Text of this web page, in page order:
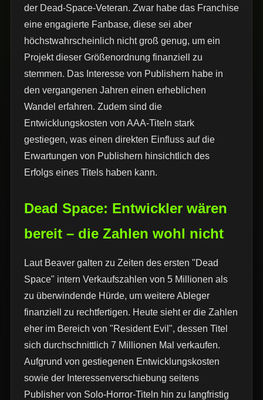
der Dead-Space-Veteran. Zwar habe das Franchise
eine engagierte Fanbase, diese sei aber
höchstwahrscheinlich nicht groß genug, um ein
Projekt dieser Größenordnung finanziell zu
stemmen. Das Interesse von Publishern habe in
den vergangenen Jahren einen erheblichen
Wandel erfahren. Zudem sind die
Entwicklungskosten von AAA-Titeln stark
gestiegen, was einen direkten Einfluss auf die
Erwartungen von Publishern hinsichtlich des
Erfolgs eines Titels haben kann.
Dead Space: Entwickler wären
bereit – die Zahlen wohl nicht
Laut Beaver galten zu Zeiten des ersten "Dead
Space" intern Verkaufszahlen von 5 Millionen als
zu überwindende Hürde, um weitere Ableger
finanziell zu rechtfertigen. Heute sieht er die Zahlen
eher im Bereich von "Resident Evil", dessen Titel
sich durchschnittlich 7 Millionen Mal verkaufen.
Aufgrund von gestiegenen Entwicklungskosten
sowie der Interessenverschiebung seitens
Publisher von Solo-Horror-Titeln hin zu langfristig